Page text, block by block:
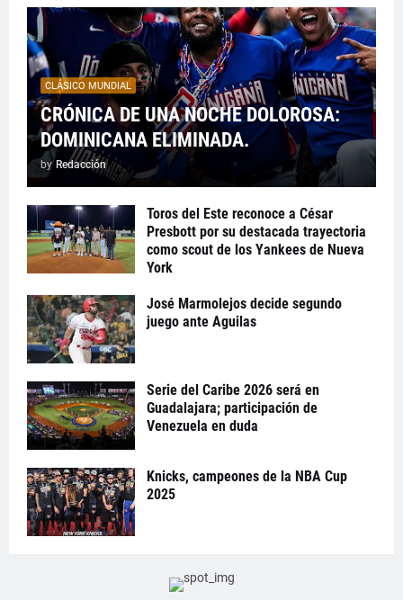
CLÁSICO MUNDIAL
CRÓNICA DE UNA NOCHE DOLOROSA:
DOMINICANA ELIMINADA.
by Redacción
Toros del Este reconoce a César
Presbott por su destacada trayectoria
como scout de los Yankees de Nueva
York
José Marmolejos decide segundo
juego ante Aguilas
Serie del Caribe 2026 será en
Guadalajara; participación de
Venezuela en duda
Knicks, campeones de la NBA Cup
2025